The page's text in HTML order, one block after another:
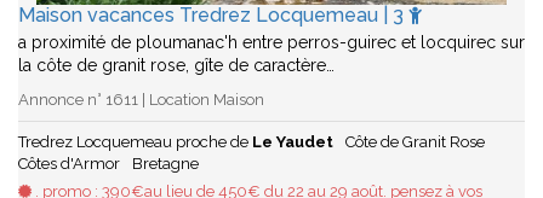
Maison vacances Tredrez Locquemeau | 3
a proximité de ploumanac'h entre perros-guirec et locquirec sur
la côte de granit rose, gîte de caractère…
Annonce n° 1611 | Location Maison
Tredrez Locquemeau proche de Le Yaudet
Côte de Granit Rose
Côtes d'Armor
Bretagne
. promo : 390€au lieu de 450€ du 22 au 29 août. pensez à vos